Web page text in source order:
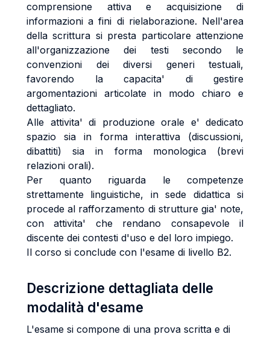
comprensione attiva e acquisizione di
informazioni a fini di rielaborazione. Nell'area
della scrittura si presta particolare attenzione
all'organizzazione dei testi secondo le
convenzioni dei diversi generi testuali,
favorendo la capacita' di gestire
argomentazioni articolate in modo chiaro e
dettagliato.
Alle attivita' di produzione orale e' dedicato
spazio sia in forma interattiva (discussioni,
dibattiti) sia in forma monologica (brevi
relazioni orali).
Per quanto riguarda le competenze
strettamente linguistiche, in sede didattica si
procede al rafforzamento di strutture gia' note,
con attivita' che rendano consapevole il
discente dei contesti d'uso e del loro impiego.
Il corso si conclude con l'esame di livello B2.
Descrizione dettagliata delle
modalità d'esame
L'esame si compone di una prova scritta e di